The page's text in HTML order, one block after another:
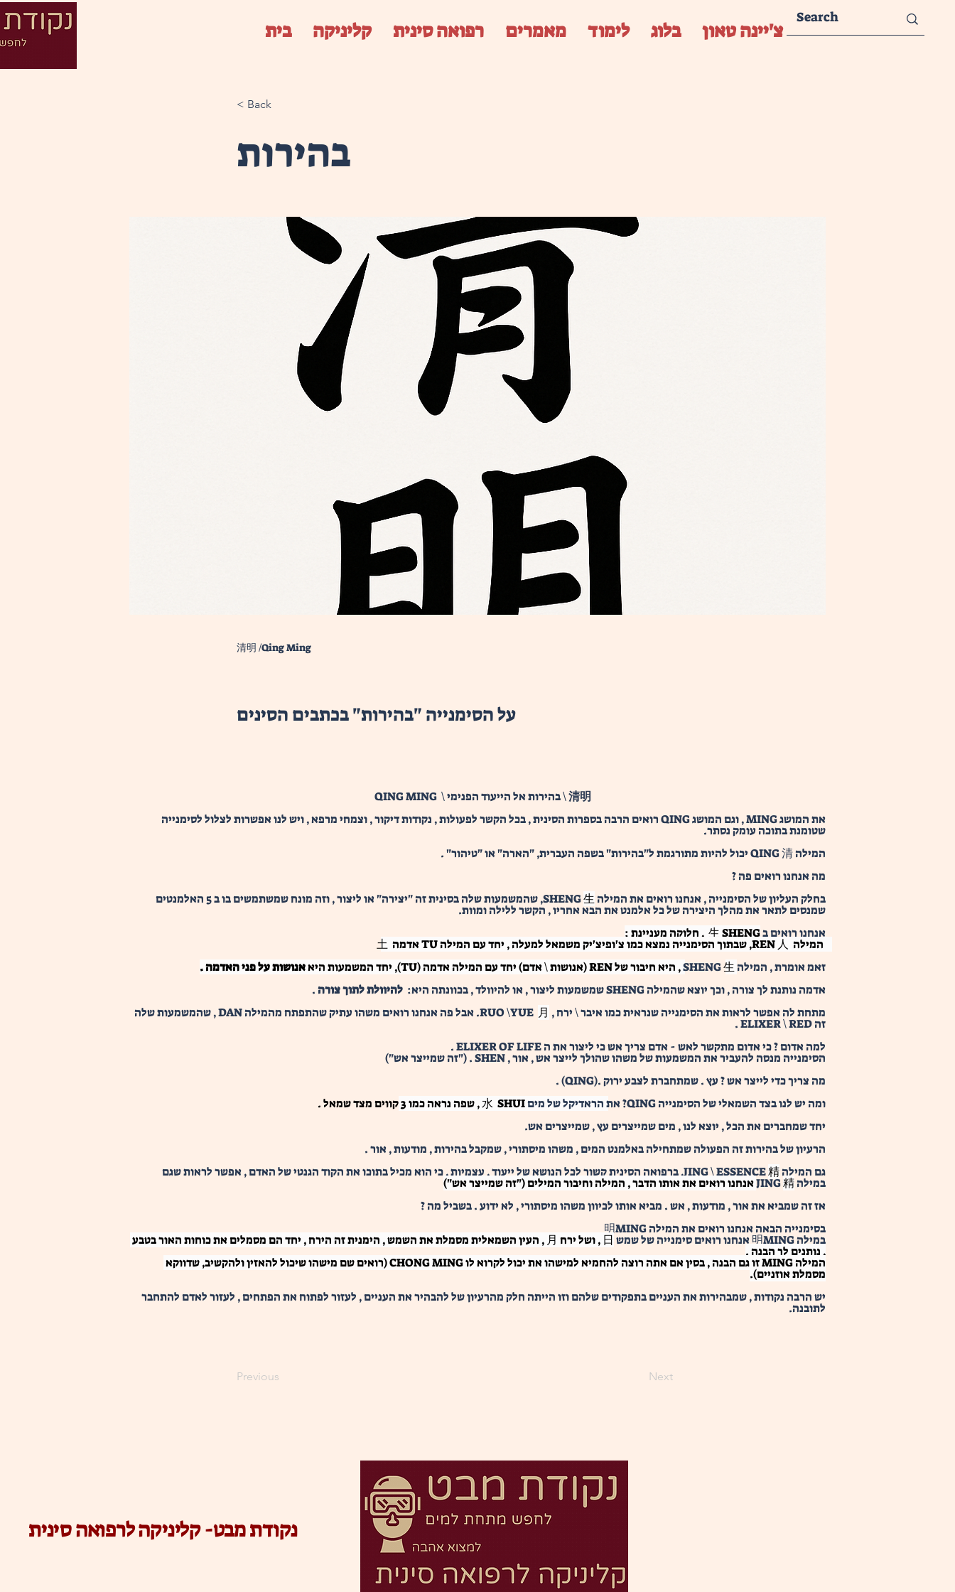
בית קליניקה רפואה סינית מאמרים לימוד בלוג צ'יינה טאון
< Back
בהירות
清明 /Qing Ming
על הסימנייה "בהירות" בכתבים הסינים
     QING MING  \ בהירות אל הייעוד הפנימי \
清明
את המושג MING , וגם המושג QING רואים הרבה בספרות הסינית , בכל הקשר לפעולות , נקודות דיקור , וצמחי מרפא , ויש לנו אפשרות לצלול לסימנייה
שטומנת בתוכה עומק נסתר.
המילה QING 清 יכול להיות מתורגמת ל"בהירות" בשפה העברית, "הארה" או "טיהור" .
מה אנחנו רואים פה ?
בחלק העליון של הסימנייה , אנחנו רואים את המילה SHENG 生 , שהמשמעות שלה בסינית זה "יצירה" או ליצור , וזה מונח שמשתמשים בו ב 5 האלמנטים
שמנסים לתאר את מהלך היצירה של כל אלמנט את הבא אחריו , הקשר ללילה ומוות.
אנחנו רואים ב 生 SHENG  , חלוקה מעניינת :
זאמ אומרת , המילה SHENG 生 , היא חיבור של REN (אנושות \ אדם) יחד עם המילה אדמה (TU), יחד המשמעות היא
אנושות על פני האדמה .
אדמה נותנת לך צורה , וכך יוצא שהמילה SHENG שמשמעות ליצור , או להיוולד , בכוונתה היא:
להיוולת לתוך צורה .
מתחת לה אפשר לראות את הסימנייה שנראית כמו איבר \ ירח , RUO \YUE 月 . אבל פה אנחנו רואים משהו עתיק שהתפתח מהמילה DAN , שהמשמעות שלה
זה ELIXER \ RED .
למה אדום ? כי אדום מתקשר לאש - אדם צריך אש כי ליצור את ה ELIXER OF LIFE .
הסימנייה מנסה להעביר את המשמעות של משהו שהולך לייצר אש , אור , SHEN . ("זה שמייצר אש")
מה צריך כדי לייצר אש ? עץ . שמתחברת לצבע ירוק .(QING) .
ומה יש לנו בצד השמאלי של הסימנייה QING? את הראדיקל של מים
水  SHUI , שפה נראה כמו 3 קווים מצד שמאל .
יחד שמחברים את הכל , יוצא לנו , מים שמייצרים עץ , שמייצרים אש.
הרעיון של בהירות זה הפעולה שמתחילה באלמנט המים , משהו מיסתורי , שמקבל בהירות , מודעות , אור .
גם המילה JING \ ESSENCE 精 , ברפואה הסינית קשור לכל הנושא של ייעוד , עצמיות , כי הוא מכיל בתוכו את הקוד הגנטי של האדם , אפשר לראות שגם
במילה JING 精 אנחנו רואים את אותו הדבר , המילה וחיבור המילים ("זה שמייצר אש")
אז זה שמביא את אור , מודעות , אש . מביא אותו לכיוון משהו מיסתורי , לא ידוע . בשביל מה ?
בסימנייה הבאה אנחנו רואים את המילה 明MING
במילה 明MING אנחנו רואים סימנייה של שמש 日 , ושל ירח 月 , העין השמאלית מסמלת את השמש , הימנית זה הירח , יחד הם מסמלים את כוחות האור בטבע
, נותנים לך הבנה .
המילה MING זו גם הבנה , בסין אם אתה רוצה להחמיא למישהו את יכול לקרוא לו CHONG MING (רואים שם מישהו שיכול להאזין ולהקשיב, שדווקא
מסמלת אוזניים).
יש הרבה נקודות , שמבהירות את העניים בתפקודים שלהם וזו הייתה חלק מהרעיון של להבהיר את העניים , לעזור לפתוח את הפתחים , לעזור לאדם להתחבר
לתובנה.
Previous Next
נקודת מבט- קליניקה לרפואה סינית